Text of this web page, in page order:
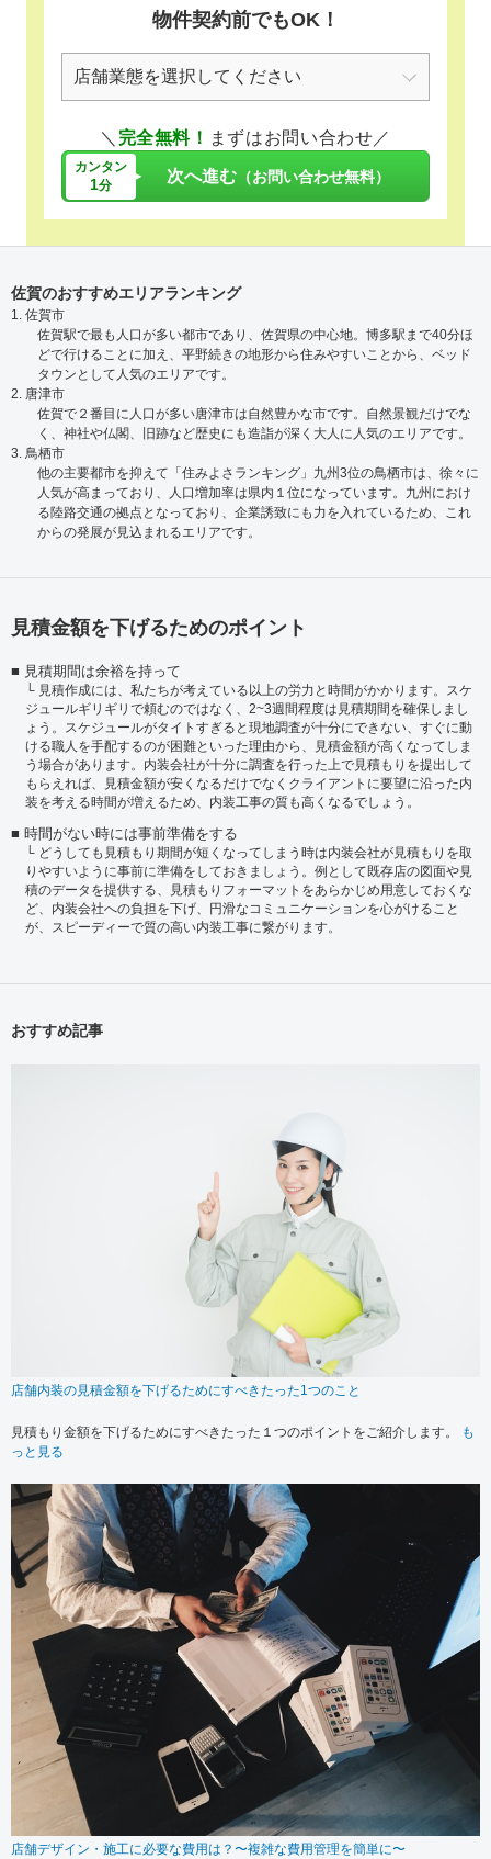
物件契約前でもOK！
＼ 完全無料！ まずはお問い合わせ／
カンタン
1分 次へ進む （お問い合わせ無料）
佐賀のおすすめエリアランキング
1. 佐賀市
佐賀駅で最も人口が多い都市であり、佐賀県の中心地。博多駅まで40分ほ
どで行けることに加え、平野続きの地形から住みやすいことから、ベッド
タウンとして人気のエリアです。
2. 唐津市
佐賀で２番目に人口が多い唐津市は自然豊かな市です。自然景観だけでな
く、神社や仏閣、旧跡など歴史にも造詣が深く大人に人気のエリアです。
3. 鳥栖市
他の主要都市を抑えて「住みよさランキング」九州3位の鳥栖市は、徐々に
人気が高まっており、人口増加率は県内１位になっています。九州におけ
る陸路交通の拠点となっており、企業誘致にも力を入れているため、これ
からの発展が見込まれるエリアです。
見積金額を下げるためのポイント
見積期間は余裕を持って
見積作成には、私たちが考えている以上の労力と時間がかかります。スケ
ジュールギリギリで頼むのではなく、2~3週間程度は見積期間を確保しまし
ょう。スケジュールがタイトすぎると現地調査が十分にできない、すぐに動
ける職人を手配するのが困難といった理由から、見積金額が高くなってしま
う場合があります。内装会社が十分に調査を行った上で見積もりを提出して
もらえれば、見積金額が安くなるだけでなくクライアントに要望に沿った内
装を考える時間が増えるため、内装工事の質も高くなるでしょう。
時間がない時には事前準備をする
どうしても見積もり期間が短くなってしまう時は内装会社が見積もりを取
りやすいように事前に準備をしておきましょう。例として既存店の図面や見
積のデータを提供する、見積もりフォーマットをあらかじめ用意しておくな
ど、内装会社への負担を下げ、円滑なコミュニケーションを心がけること
が、スピーディーで質の高い内装工事に繋がります。
おすすめ記事
店舗内装の見積金額を下げるためにすべきたった1つのこと
見積もり金額を下げるためにすべきたった１つのポイントをご紹介します。
も
っと見る
店舗デザイン・施工に必要な費用は？〜複雑な費用管理を簡単に〜